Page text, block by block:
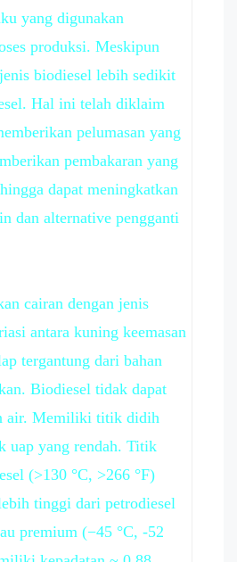
yang digunakan
produksi. Meskipun
biodiesel lebih sedikit
Hal ini telah diklaim
pelumasan yang
pembakaran yang
dapat meningkatkan
dan alternative pengganti
cairan dengan jenis
antara kuning keemasan
tergantung dari bahan
Biodiesel tidak dapat
air. Memiliki titik didih
uap yang rendah. Titik
(>130 °C, >266 °F)
tinggi dari petrodiesel
premium (−45 °C, -52